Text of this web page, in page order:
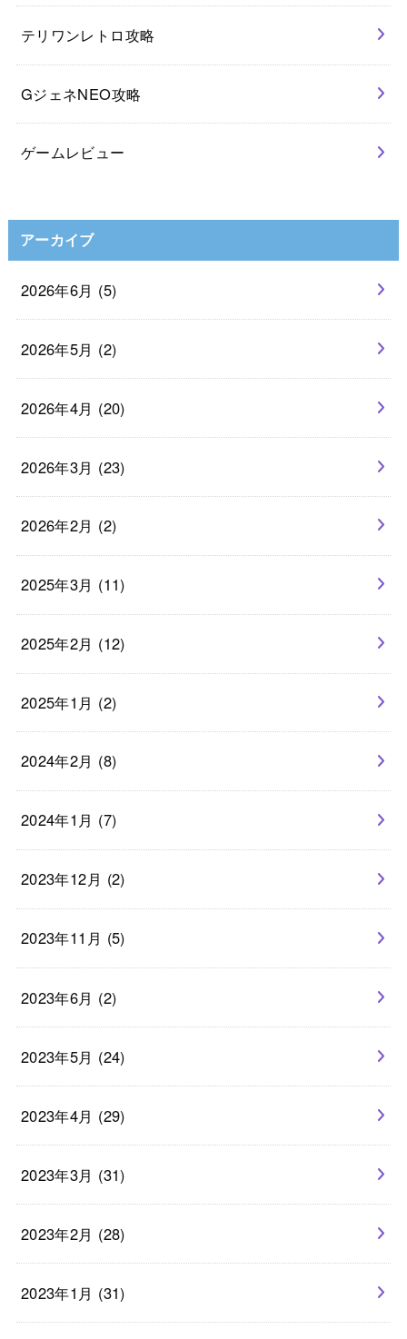
テリワンレトロ攻略
GジェネNEO攻略
ゲームレビュー
アーカイブ
2026年6月 (5)
2026年5月 (2)
2026年4月 (20)
2026年3月 (23)
2026年2月 (2)
2025年3月 (11)
2025年2月 (12)
2025年1月 (2)
2024年2月 (8)
2024年1月 (7)
2023年12月 (2)
2023年11月 (5)
2023年6月 (2)
2023年5月 (24)
2023年4月 (29)
2023年3月 (31)
2023年2月 (28)
2023年1月 (31)